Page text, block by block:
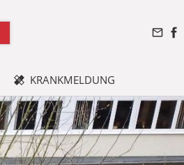
KRANKMELDUNG